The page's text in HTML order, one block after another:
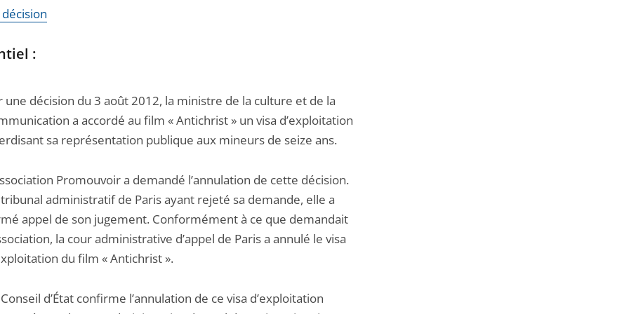
:
une décision du 3 août 2012, la ministre de la culture et de la
a accordé au film « Antichrist » un visa d’exploitation
sa représentation publique aux mineurs de seize ans.
Promouvoir a demandé l’annulation de cette décision.
administratif de Paris ayant rejeté sa demande, elle a
appel de son jugement. Conformément à ce que demandait
la cour administrative d’appel de Paris a annulé le visa
du film « Antichrist ».
d’État confirme l’annulation de ce visa d’exploitation